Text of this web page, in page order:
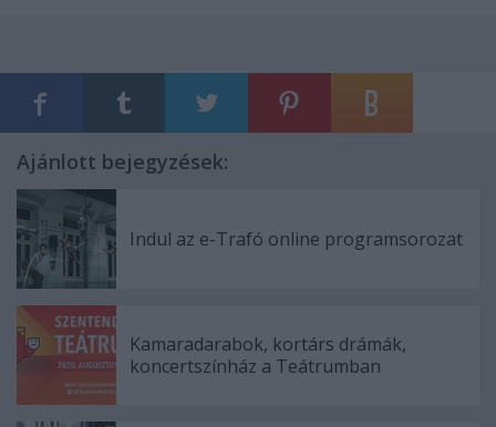
Ajánlott bejegyzések:
Indul az e-Trafó online programsorozat
Kamaradarabok, kortárs drámák,
koncertszínház a Teátrumban